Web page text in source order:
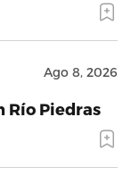
Ago 8, 2026
Río Piedras